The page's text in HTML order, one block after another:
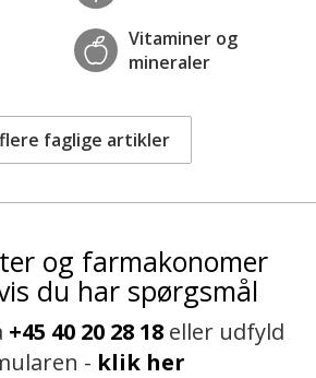
Vitaminer og
mineraler
faglige artikler
og farmakonomer
du har spørgsmål
+45 40 20 28 18eller udfyld
- klik her